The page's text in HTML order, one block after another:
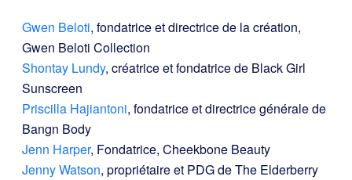
Gwen Beloti, fondatrice et directrice de la création,
Gwen Beloti Collection
Shontay Lundy, créatrice et fondatrice de Black Girl
Sunscreen
Priscilla Hajiantoni, fondatrice et directrice générale de
Bangn Body
Jenn Harper, Fondatrice, Cheekbone Beauty
Jenny Watson, propriétaire et PDG de The Elderberry